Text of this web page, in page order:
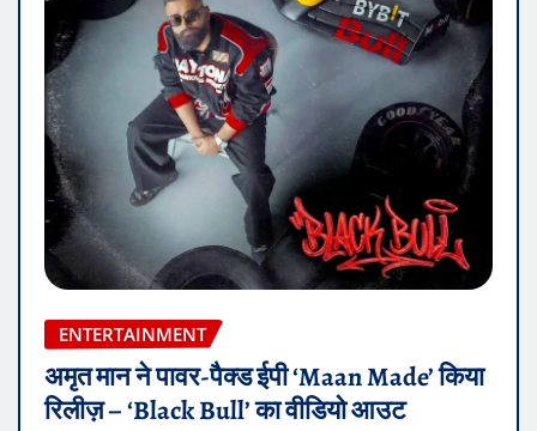
ENTERTAINMENT
अमृत मान ने पावर-पैक्ड ईपी ‘Maan Made’ किया
रिलीज़ – ‘Black Bull’ का वीडियो आउट